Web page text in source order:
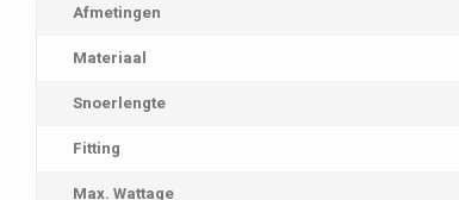
Afmetingen
Materiaal
Snoerlengte
Fitting
Max. Wattage